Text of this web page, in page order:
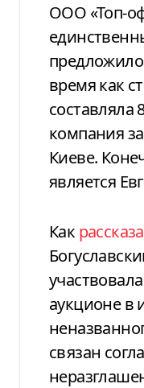
ООО «Топ-
время как
составляла
компания
Киеве.
является
Как
аукционе в
связан